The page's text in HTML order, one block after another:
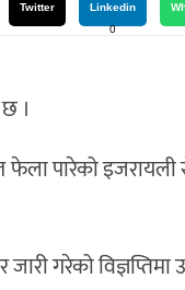
Twitter
Linkedin
0
।
फेला पारेको
गरेको